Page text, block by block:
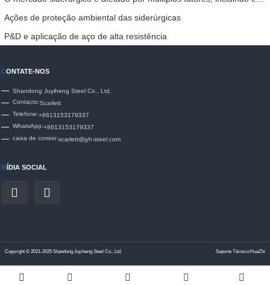
Ações de proteção ambiental das siderúrgicas
P&D e aplicação de aço de alta resistência
CONTATE-NOS
Shandong Juyiheng Steel Co., Ltd.
Contacto:Scarlett
Telefone:+8613153179337
WhatsApp:+8613153179337
caixa de correio:scarlett@jyh-steel.com
M ÍDIA SOCIAL
Copyright © 2021-2025 Shandong Juyiheng Steel Co., Ltd. Suporte Técnico:HuaZhi